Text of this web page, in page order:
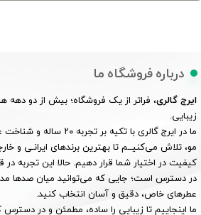
درباره فروشگاه ما
ایرج گالری، فراتر از یک فروشگاه؛ بیش از دو دهه
زیبایی.
ما در ایرج گالری با تکیه بر
مو، تلاش می‌کنیــم تا بهترین برندهای ایرانـی و
کیفیت در اختیار شما قرار دهیم. حالا این تجربه در
در دسترس است؛ جایی که می‌توانید میان صدها
عطرهای خاص، دقیق و آسان انتخاب کنید.
ما اینجاییم تا زیبایی را ساده، مطمئن و در دسترس